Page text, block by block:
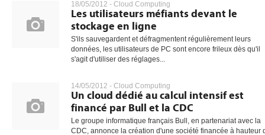
18/05/2012 - Cloud Computing
Les utilisateurs méfiants devant le
stockage en ligne
S'ils sauvegardent et défragmentent régulièrement leurs
données, les utilisateurs de PC sont encore frileux dès qu'il
s'agit d'utiliser des réglages...
14/05/2012 - Cloud Computing
Un cloud dédié au calcul intensif est
financé par Bull et la CDC
Le groupe informatique français Bull, en partenariat avec la
CDC, annonce la création d'une société financée à hauteur